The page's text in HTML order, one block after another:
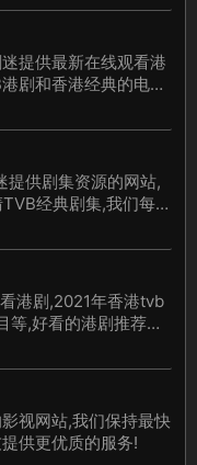
提供最新在线观看港
剧和香港经典的电影,
话不妨分享给身边
提供剧集资源的网站,
经典剧集,我们每日
港剧,2021年香港tvb
等,好看的港剧推荐。
视网站,我们保持最快
供更优质的服务!